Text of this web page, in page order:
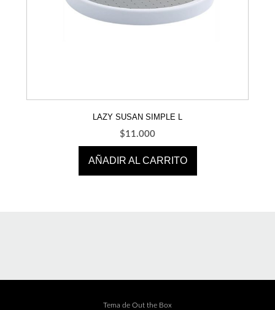
LAZY SUSAN SIMPLE L
$11.000
AÑADIR AL CARRITO
Tema de Out the Box